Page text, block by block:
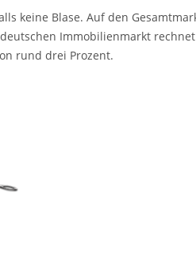
keine Blase. Auf den
Immobilienmarkt
rund drei Prozent.